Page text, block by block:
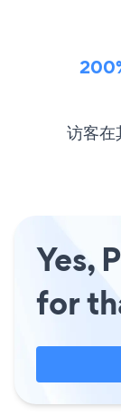
访客在
Yes,
for